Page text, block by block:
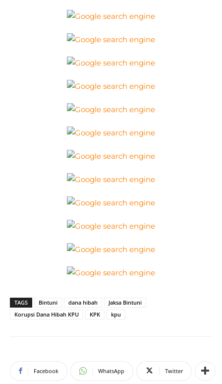
TAGS Bintuni dana hibah
Jaksa Bintuni
Korupsi Dana Hibah KPU
KPK kpu
Facebook WhatsApp Twitter